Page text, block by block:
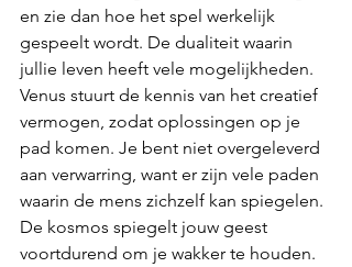
en zie dan hoe het spel werkelijk
gespeelt wordt. De dualiteit waarin
jullie leven heeft vele mogelijkheden.
Venus stuurt de kennis van het creatief
vermogen, zodat oplossingen op je
pad komen. Je bent niet overgeleverd
aan verwarring, want er zijn vele paden
waarin de mens zichzelf kan spiegelen.
De kosmos spiegelt jouw geest
voortdurend om je wakker te houden.